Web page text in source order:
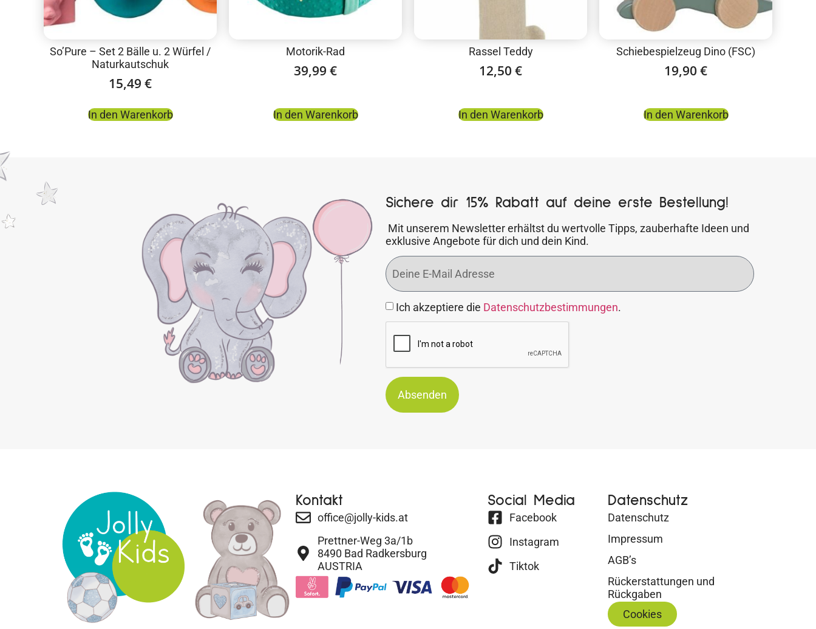
So’Pure – Set 2 Bälle u. 2 Würfel /
Naturkautschuk
15,49 €
In den Warenkorb
Motorik-Rad
39,99 €
In den Warenkorb
Rassel Teddy
12,50 €
In den Warenkorb
Schiebespielzeug Dino (FSC)
19,90 €
In den Warenkorb
Sichere dir 15% Rabatt auf deine erste Bestellung!
Mit unserem Newsletter erhältst du wertvolle Tipps, zauberhafte Ideen und
exklusive Angebote für dich und dein Kind.
Ich akzeptiere die Datenschutzbestimmungen.
Absenden
Kontakt
office@jolly-kids.at
Prettner-Weg 3a/1b
8490 Bad Radkersburg
AUSTRIA
Social Media
Facebook
Instagram
Tiktok
Datenschutz
Datenschutz
Impressum
AGB’s
Rückerstattungen und
Rückgaben
Cookies